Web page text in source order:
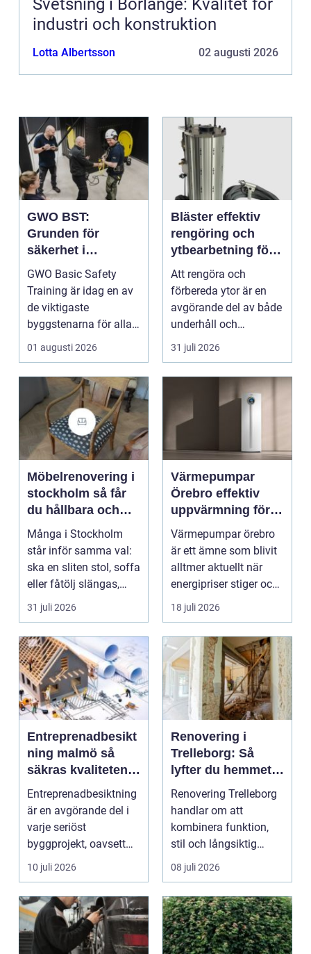
Svetsning i Borlänge: Kvalitet för
industri och konstruktion
Lotta Albertsson 02 augusti 2026
GWO BST:
Grunden för
säkerhet i
vindkraftsbransch
en
GWO Basic Safety
Training är idag en av
de viktigaste
byggstenarna för alla
som vill arbet...
01 augusti 2026
Bläster effektiv
rengöring och
ytbearbetning för
proffs och
hantverkare
Att rengöra och
förbereda ytor är en
avgörande del av både
underhåll och
renovering. Färg, rost,
smu...
31 juli 2026
Möbelrenovering i
stockholm så får
du hållbara och
vackra möbler
Många i Stockholm
står inför samma val:
ska en sliten stol, soffa
eller fåtölj slängas,
säljas billi...
31 juli 2026
Värmepumpar
Örebro effektiv
uppvärmning för
hus och
fastigheter
Värmepumpar örebro
är ett ämne som blivit
alltmer aktuellt när
energipriser stiger och
fler vill sän...
18 juli 2026
Entreprenadbesikt
ning malmö så
säkras kvaliteten i
byggprojekt
Entreprenadbesiktning
är en avgörande del i
varje seriöst
byggprojekt, oavsett
om det handlar om en
10 juli 2026
Renovering i
Trelleborg: Så
lyfter du hemmet
på ett smart sätt
Renovering Trelleborg
handlar om att
kombinera funktion,
stil och långsiktig
ekonomi i samma p...
08 juli 2026